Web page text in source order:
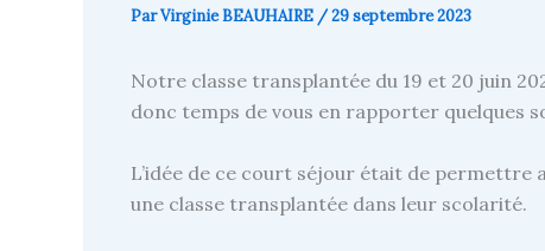
ParVirginie BEAUHAIRE /29 septembre 2023
Notre classe transplantée du 19 et 20 juin
donc temps de vous en rapporter quelques
L’idée de ce court séjour était de permettre
une classe transplantée dans leur scolarité.